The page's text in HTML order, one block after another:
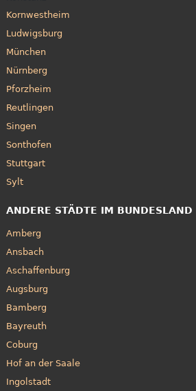
Kornwestheim
Ludwigsburg
München
Nürnberg
Pforzheim
Reutlingen
Singen
Sonthofen
Stuttgart
Sylt
ANDERE STÄDTE IM BUNDESLAND
Amberg
Ansbach
Aschaffenburg
Augsburg
Bamberg
Bayreuth
Coburg
Hof an der Saale
Ingolstadt